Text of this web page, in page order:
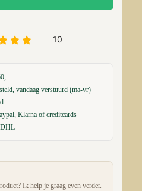
vandaag verstuurd (ma-vr)
Klarna of creditcards
DHL
Ik help je graag even verder.